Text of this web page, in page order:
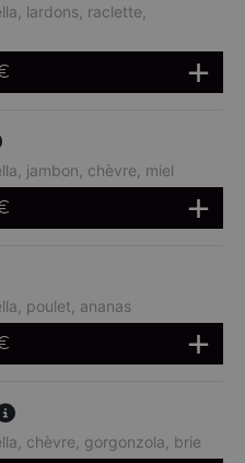
lardons, raclette,
jambon, chèvre, miel
poulet, ananas
chèvre, gorgonzola, brie